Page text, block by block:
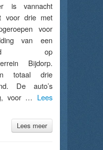
is vannacht
voor drie met
voor
van een
op
Bijdorp.
totaal drie
De auto’s
voor … Lees
Lees meer